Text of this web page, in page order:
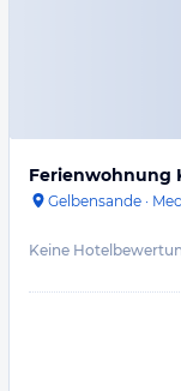
Ferienwohnung
Gelbensande ·
Keine